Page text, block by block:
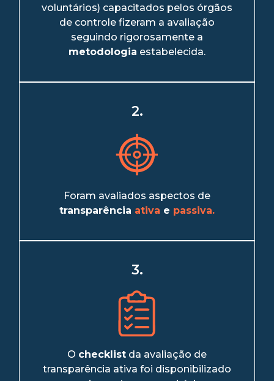
voluntários) capacitados pelos órgãos
de controle fizeram a avaliação
seguindo rigorosamente a
metodologia estabelecida.
2.
Foram avaliados aspectos de
transparência ativa e passiva.
3.
O checklist da avaliação de
transparência ativa foi disponibilizado